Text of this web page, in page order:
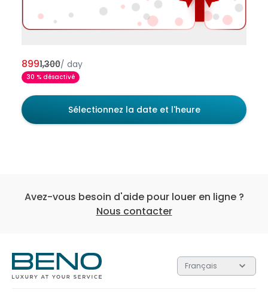
30 % désactivé
8991,300/ day
Sélectionnez la date et l'heure
Chacun des 3 niveaux contient des cadeaux d’une
Avez-vous besoin d'aide pour louer en ligne ?
Nous contacter
Français